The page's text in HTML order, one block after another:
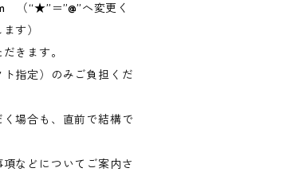
“★”＝”@”へ変更く
す）
きます。
指定）のみご負担くだ
場合も、直前で結構で
などについてご案内さ